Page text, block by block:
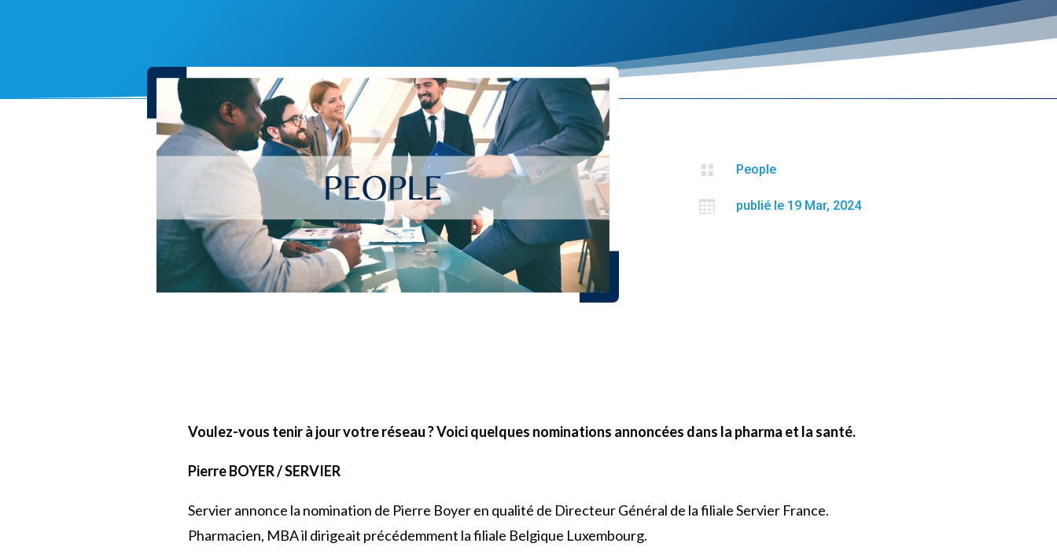
 People
 publié le 19 Mar, 2024
Voulez-vous tenir à jour votre réseau ? Voici quelques nominations annoncées dans la pharma et la santé.
Pierre BOYER / SERVIER
Servier annonce la nomination de Pierre Boyer en qualité de Directeur Général de la filiale Servier France.
Pharmacien, MBA il dirigeait précédemment la filiale Belgique Luxembourg.